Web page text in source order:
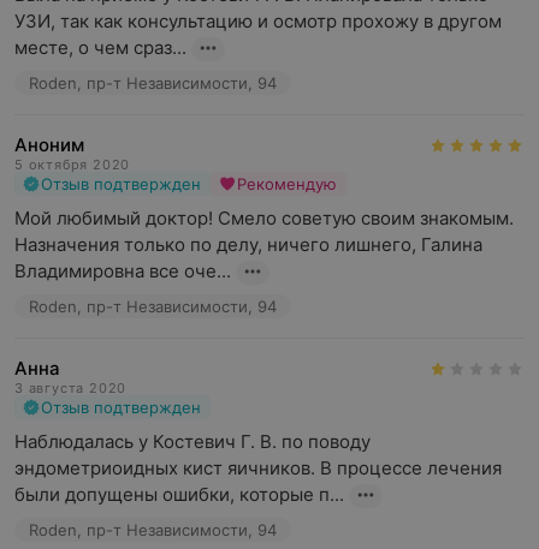
УЗИ, так как консультацию и осмотр прохожу в другом
месте, о чем сраз...
Roden, пр-т Независимости, 94
Аноним
5 октября 2020
Отзыв подтвержден Рекомендую
Мой любимый доктор! Смело советую своим знакомым.
Назначения только по делу, ничего лишнего, Галина
Владимировна все оче...
Roden, пр-т Независимости, 94
Анна
3 августа 2020
Отзыв подтвержден
Наблюдалась у Костевич Г. В. по поводу
эндометриоидных кист яичников. В процессе лечения
были допущены ошибки, которые п...
Roden, пр-т Независимости, 94